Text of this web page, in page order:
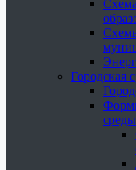
Городская